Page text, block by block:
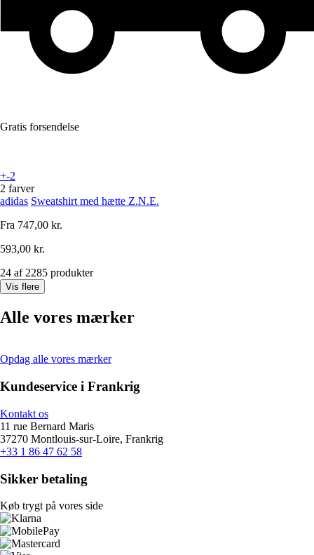
Gratis forsendelse
+-2
2 farver
adidas Sweatshirt med hætte Z.N.E.
Fra 747,00 kr.
593,00 kr.
24 af 2285 produkter
Vis flere
Alle vores mærker
Opdag alle vores mærker
Kundeservice i Frankrig
Kontakt os
11 rue Bernard Maris
37270 Montlouis-sur-Loire, Frankrig
+33 1 86 47 62 58
Sikker betaling
Køb trygt på vores side